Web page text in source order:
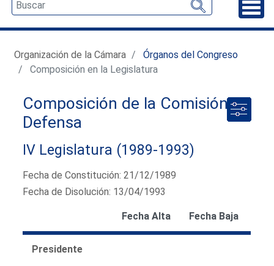
Organización de la Cámara
Órganos del Congreso
Composición en la Legislatura
Composición de la Comisión de
Defensa
IV Legislatura (1989-1993)
Fecha de Constitución: 21/12/1989
Fecha de Disolución: 13/04/1993
Fecha Alta Fecha Baja
Presidente